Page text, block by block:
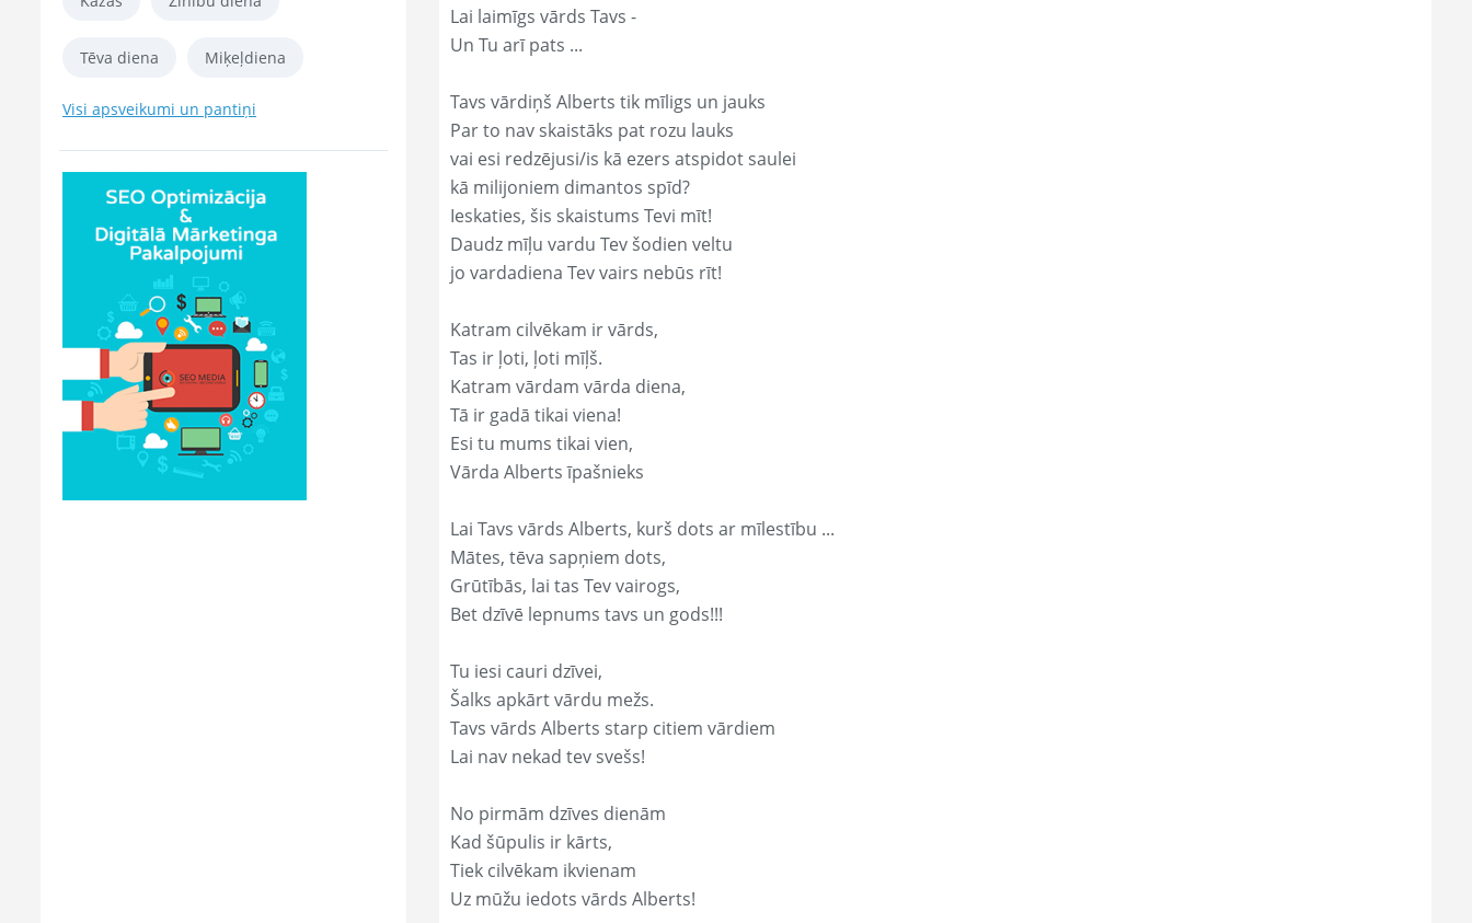
Tēva diena Miķeļdiena
Visi apsveikumi un pantiņi
Lai laimīgs vārds Tavs -
Un Tu arī pats ...
Tavs vārdiņš Alberts tik mīligs un jauks
Par to nav skaistāks pat rozu lauks
vai esi redzējusi/is kā ezers atspidot saulei
kā milijoniem dimantos spīd?
Ieskaties, šis skaistums Tevi mīt!
Daudz mīļu vardu Tev šodien veltu
jo vardadiena Tev vairs nebūs rīt!
Katram cilvēkam ir vārds,
Tas ir ļoti, ļoti mīļš.
Katram vārdam vārda diena,
Tā ir gadā tikai viena!
Esi tu mums tikai vien,
Vārda Alberts īpašnieks
Lai Tavs vārds Alberts, kurš dots ar mīlestību ...
Mātes, tēva sapņiem dots,
Grūtībās, lai tas Tev vairogs,
Bet dzīvē lepnums tavs un gods!!!
Tu iesi cauri dzīvei,
Šalks apkārt vārdu mežs.
Tavs vārds Alberts starp citiem vārdiem
Lai nav nekad tev svešs!
No pirmām dzīves dienām
Kad šūpulis ir kārts,
Tiek cilvēkam ikvienam
Uz mūžu iedots vārds Alberts!